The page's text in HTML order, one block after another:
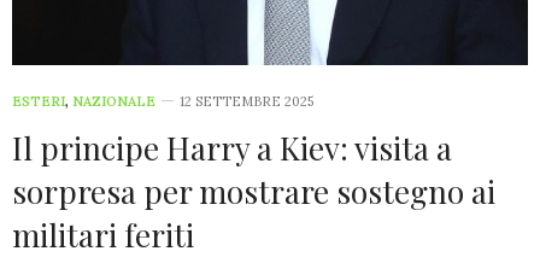
ESTERI, NAZIONALE 12 SETTEMBRE 2025
Il principe Harry a Kiev: visita a
sorpresa per mostrare sostegno ai
militari feriti